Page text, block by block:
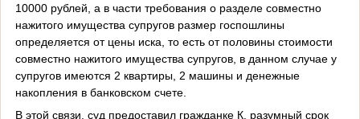
10000 рублей, а в части требования о разделе совместно
нажитого имущества супругов размер госпошлины
определяется от цены иска, то есть от половины стоимости
совместно нажитого имущества супругов, в данном случае у
супругов имеются 2 квартиры, 2 машины и денежные
накопления в банковском счете.
В этой связи, суд предоставил гражданке К. разумный срок